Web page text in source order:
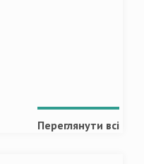
Переглянути всі